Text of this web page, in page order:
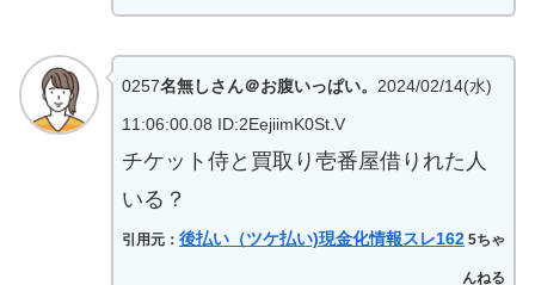
0257名無しさん＠お腹いっぱい。 2024/02/14(水)
11:06:00.08 ID:2EejiimK0St.V
チケット侍と買取り壱番屋借りれた人
いる？
引用元： 後払い（ツケ払い)現金化情報スレ162 5ちゃ
んねる